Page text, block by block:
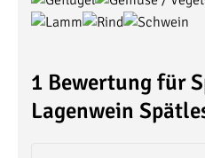
1 Bewertung für
Lagenwein